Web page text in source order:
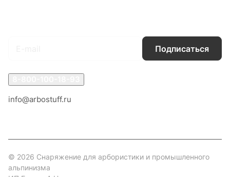
Подписаться
info@arbostuff.ru
© 2026 Снаряжение для арбористики и промышленного
альпинизма